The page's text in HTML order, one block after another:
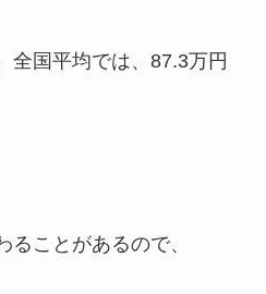
全国平均では、87.3万円
ることがあるので、